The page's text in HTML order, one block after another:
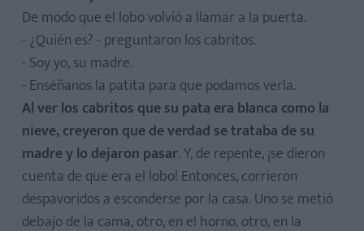
De modo que el lobo volvió a llamar a la puerta.
- ¿Quién es? - preguntaron los cabritos.
- Soy yo, su madre.
- Enséñanos la patita para que podamos verla.
Al ver los cabritos que su pata era blanca como la
nieve, creyeron que de verdad se trataba de su
madre y lo dejaron pasar. Y, de repente, ¡se dieron
cuenta de que era el lobo! Entonces, corrieron
despavoridos a esconderse por la casa. Uno se metió
debajo de la cama, otro, en el horno, otro, en la